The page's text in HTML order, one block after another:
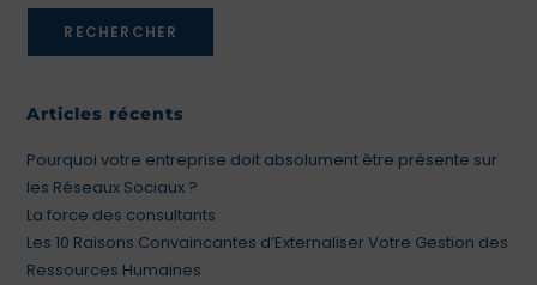
RECHERCHER
Articles récents
Pourquoi votre entreprise doit absolument être présente sur
les Réseaux Sociaux ?
La force des consultants
Les 10 Raisons Convaincantes d’Externaliser Votre Gestion des
Ressources Humaines